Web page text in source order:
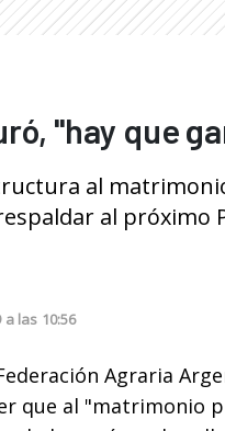
"hay que
al
al próximo
a las 10:56
Agraria
que al "matrimonio